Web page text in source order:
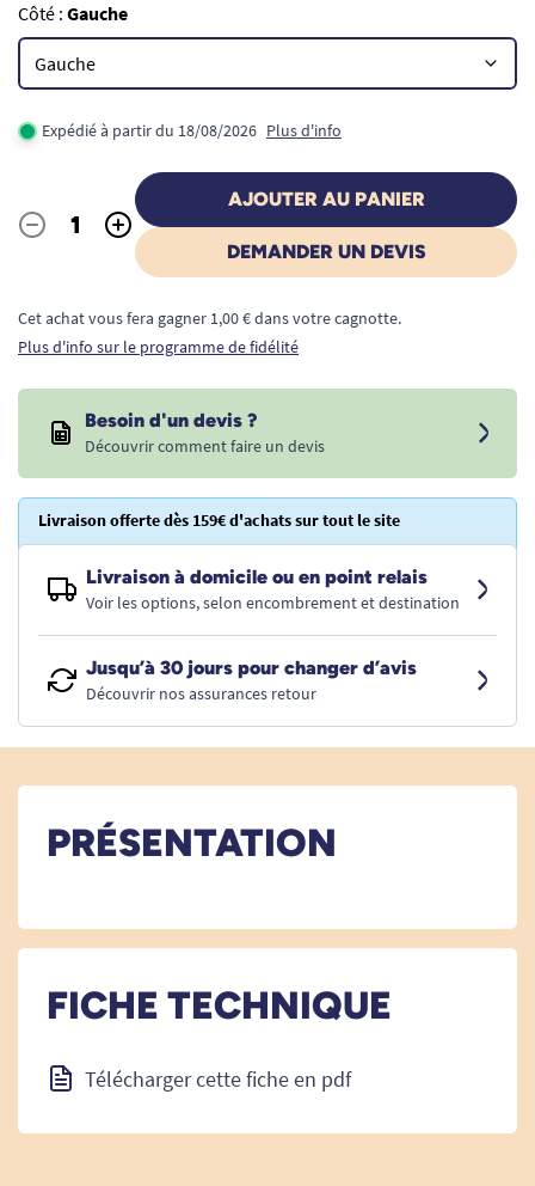
Côté : Gauche
Expédié à partir du 18/08/2026 Plus d'info
Quantité
- +
AJOUTER AU PANIER
DEMANDER UN DEVIS
Cet achat vous fera gagner 1,00 € dans votre cagnotte.
Plus d'info sur le programme de fidélité
Besoin d'un devis ?
Découvrir comment faire un devis
Livraison offerte dès 159€ d'achats sur tout le site
Livraison à domicile ou en point relais
Voir les options, selon encombrement et destination
Jusqu’à 30 jours pour changer d’avis
Découvrir nos assurances retour
PRÉSENTATION
FICHE TECHNIQUE
Télécharger cette fiche en pdf